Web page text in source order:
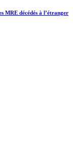
MRE décédés à l’étranger